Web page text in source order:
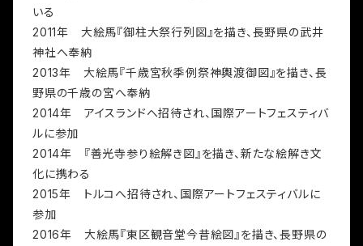
いる
2011年 大絵馬『御柱大祭行列図』を描き、長野県の武井
神社へ奉納
2013年 大絵馬『千歳宮秋季例祭神輿渡御図』を描き、長
野県の千歳の宮へ奉納
2014年 アイスランドへ招待され、国際アートフェスティバ
ルに参加
2014年 『善光寺参り絵解き図』を描き、新たな絵解き文
化に携わる
2015年 トルコへ招待され、国際アートフェスティバルに
参加
2016年 大絵馬『東区観音堂今昔絵図』を描き、長野県の